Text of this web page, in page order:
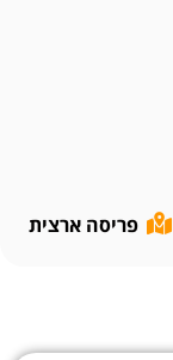
פריסה ארצית